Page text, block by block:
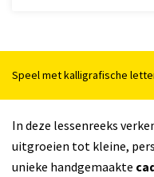
Speel met kalligrafische
In deze lessenreeks
uitgroeien tot kleine,
unieke handgemaakte